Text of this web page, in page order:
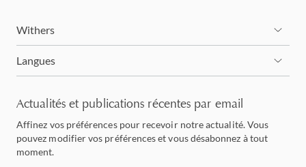
Withers
Langues
Actualités et publications récentes par email
Affinez vos préférences pour recevoir notre actualité. Vous
pouvez modifier vos préférences et vous désabonnez à tout
moment.